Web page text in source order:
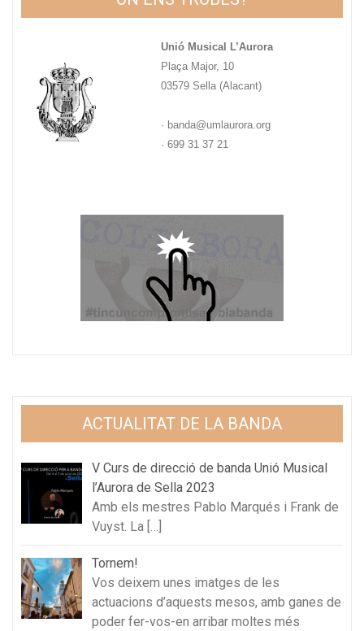
Unió Musical L’Aurora
Plaça Major, 10
03579 Sella (Alacant)
· banda@umlaurora.org
· 699 31 37 21
ACTUALITAT DE LA BANDA
V Curs de direcció de banda Unió Musical
l’Aurora de Sella 2023
Amb els mestres Pablo Marqués i Frank de
Vuyst. La […]
Tornem!
Vos deixem unes imatges de les
actuacions d’aquests mesos, amb ganes de
poder fer-vos-en arribar moltes més